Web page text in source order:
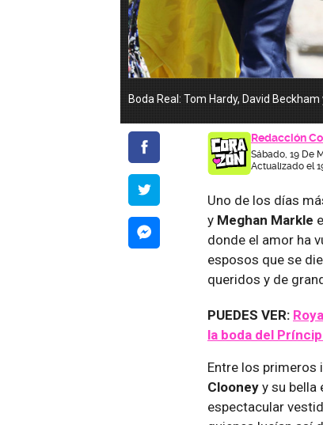
Boda Real: Tom Hardy, David
Redacción
Sábado, 19 De
Actualizado el
Uno de los días
y Meghan Markle
donde el amor ha
esposos que se
queridos y de
PUEDES VER:
la boda del
Entre los primeros
Clooney y su bella
espectacular